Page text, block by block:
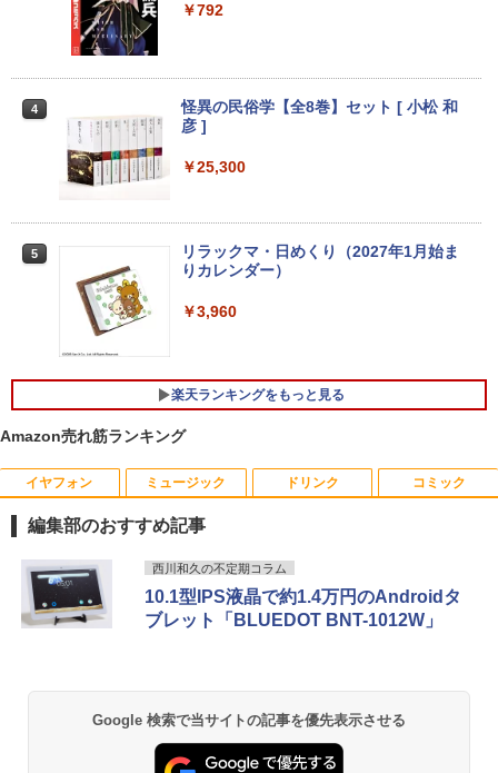
3
【★最大100%ポイント】【Office 2024
H&B】【タッチパネル×360°回転】富士
通 LIFEBOOK U9310/第10世代 Core i5/
メモリ:8GB/M.2 NVMe:128GB/256GB/5
12GB/1TB/Wi-fi/Bluetooth/13.3型/FHD/
￥35,800
高性能 AMD Ryzen 5-5650u/ 16GB/ 爆
速NVMe式256GB-SSD/ カメラ/ 無線Wi-
Fi6/ Office付き/ Win11【中古ノートパソ
コン 中古パソコン 中古PC】税込送料無
￥34,990
5
【中古】【極軽極薄】東芝 dynabook G
83 13.3型FHD(1920x1080)液晶 第11世
代Core i5/ 8GB / SSD256GB / Webカメ
ラ内蔵 / USB Type-C / HDMI / 無線LAN
￥38,500
c Intel N5030 最大3.1Hz mini pc Windo
ws11 Pro 12GB+256GB SSD (4TB拡大
可能) 4K 静音 高速熱放散 小型超軽量ミ
ニパソコン豊富なインターフェース USB
3.2/HDMI 2.0×2 高速2.4G/5GWi-Fi BT4.
2 省電力 小型パソコン
￥39,980
世代 Core i5 9500 メモリ8GB 16GB 32
C Windows11 pro Win11 3画面 PC 800
600 G5 G4 モニタ セット オフィス 2024
搭載 選択可 8世代 10世代 DELL 1311a
5
【中古】富士通 ESPRIMO D588 整備済
5-9500 デスクトップPC メモリ8GB M.2
SSD256GB DVD Office2021 Windows1
1Pro DVI-D DisplayPort パソコン単体
カット ノングレア ディスプレイ HDMI 1
44hz pcモニター Adaptive-Sync ブラッ
ク MAXZEN MJM27IC01 MJM27IC04-F
144 マクスゼン
4
＼本日限定500円値下げ／＼楽天1位！20
26年最新の超軽量超薄型／モバイルモニ
チパネル バッテリー内蔵 無線接続 12モ
持ち運び ポータブルモニター
￥12,480
5
Dell Technologies P2422H プロフェッ
ショナルシリーズ 23.8インチワイドモニ
タ / 1920×1080 / HDMI、VGA、Display
ー）中古モニター 送料無料 3か月保証付
き0830-1
￥14,800
￥792
4
怪異の民俗学【全8巻】セット [ 小松 和
彦 ]
￥25,300
5
リラックマ・日めくり（2027年1月始ま
りカレンダー）
￥3,960
楽天ランキングをもっと見る
Amazon売れ筋ランキング
イヤフォン
Anker Soundcore P40i オフホワイト
￥7,990
￥5,990
ミュージック
BRUCE WAYNE feat. Flo Milli, ATL Jacob
[Explicit]
￥250
[Explicit]
￥250
ドリンク
【Amazon.co.jp限定】 い・ろ・は・す 2L P
ET ラベルレス ×8本
￥1,112
富士山の天然水 バナジウム含有 水 ミネラル
ウォーター ペットボトル 静岡県産 500ミリリ
ットル (Smart Basic)
コミック
薬屋のひとりごと 17巻 (デジタル版ビッグガ
ンガンコミックス)
￥770
エース)
￥832
編集部のおすすめ記事
西川和久の不定期コラム
10.1型IPS液晶で約1.4万円のAndroidタ
ブレット「BLUEDOT BNT-1012W」
Google 検索で当サイトの記事を優先表示させる